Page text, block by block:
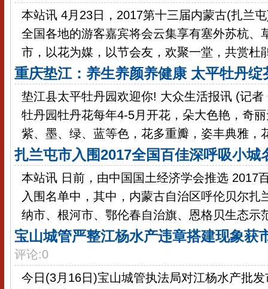
本站讯 4月23日，2017第十三届内蒙古(扎兰
全国各地的游客嘉宾将会云集享有塞外苏杭、
市，以花为媒，以节会友，欢聚一堂，共赏杜
重庆垫江：养生养颜养健康 太平牡丹绽
垫江县太平牡丹园欢迎你! 大众生活报讯 (记
牡丹园牡丹花每年4-5月开花，朵大色艳，奇
紫、墨、绿、蓝等色，花多重瓣，姿丰典雅，
扎兰屯市入围2017全国百佳深呼吸小城
本站讯 日前，由中国国土经济学会推选 2017
入围名单中，其中，内蒙古自治区呼伦贝尔扎
纳市、根河市、鄂伦春自治旗、恩格贝生态示
宝山城管严整江杨水产违章搭建现象获
评论:0
今日(3月16日)宝山城管执法局对江杨水产批